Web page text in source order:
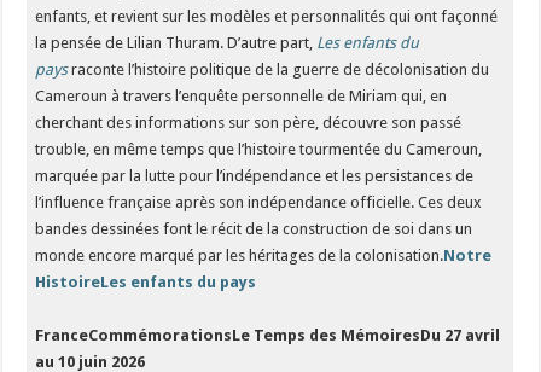
enfants, et revient sur les modèles et personnalités qui ont façonné
la pensée de Lilian Thuram. D’autre part, Les enfants du
paysraconte l’histoire politique de la guerre de décolonisation du
Cameroun à travers l’enquête personnelle de Miriam qui, en
cherchant des informations sur son père, découvre son passé
trouble, en même temps que l’histoire tourmentée du Cameroun,
marquée par la lutte pour l’indépendance et les persistances de
l’influence française après son indépendance officielle. Ces deux
bandes dessinées font le récit de la construction de soi dans un
monde encore marqué par les héritages de la colonisation.Notre
HistoireLes enfants du pays
FranceCommémorationsLe Temps des MémoiresDu 27 avril
au 10 juin 2026